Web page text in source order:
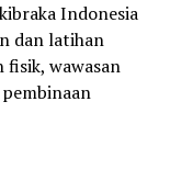
Indonesia
dan latihan
wawasan